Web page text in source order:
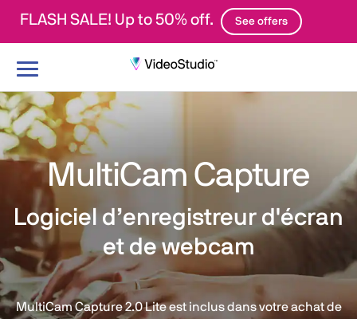
FLASH SALE! Up to 50% off. See offers
Basculer
mode
de
navigation
MultiCam Capture
Logiciel d’enregistreur d'écran
et de webcam
MultiCam Capture 2.0 Lite est inclus dans votre achat de